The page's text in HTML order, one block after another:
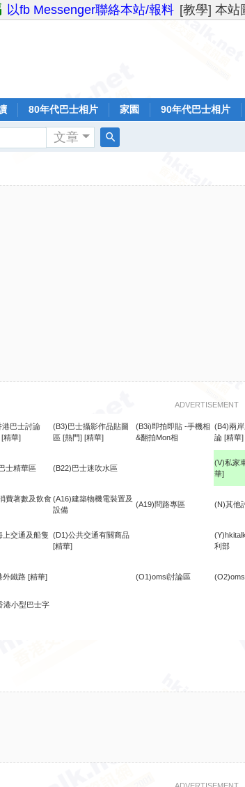
以fb Messenger聯絡本站/報料 [教學] 本站
80年代巴士相片 家園 90年代巴士相片
文章
ADVERTISEMENT
港巴士討論
[精華]
(B3)巴士攝影作品貼圖
區 [熱門] [精華]
(B3i)即拍即貼 -手機相
&翻拍Mon相
(B4)兩
論 [精華]
士精華區 (B22)巴士迷吹水區
(V)私家
華]
費著數及飲食(A16)建築物機電裝置及
設備
(A19)問路專區 (N)其他
上交通及船隻 (D1)公共交通有關商品
[精華]
利部
外鐵路 [精華] (O1)omsi討論區
港小型巴士字